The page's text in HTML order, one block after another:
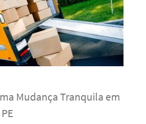
Mudança Tranquila em